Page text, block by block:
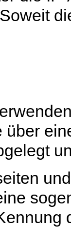
über